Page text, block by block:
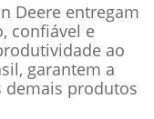
Deere entregam
confiável e
ao
garantem a
demais produtos